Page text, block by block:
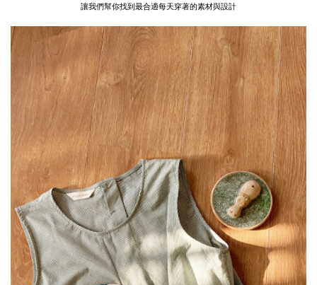
讓我們幫你找到最合適每天穿著的素材與設計